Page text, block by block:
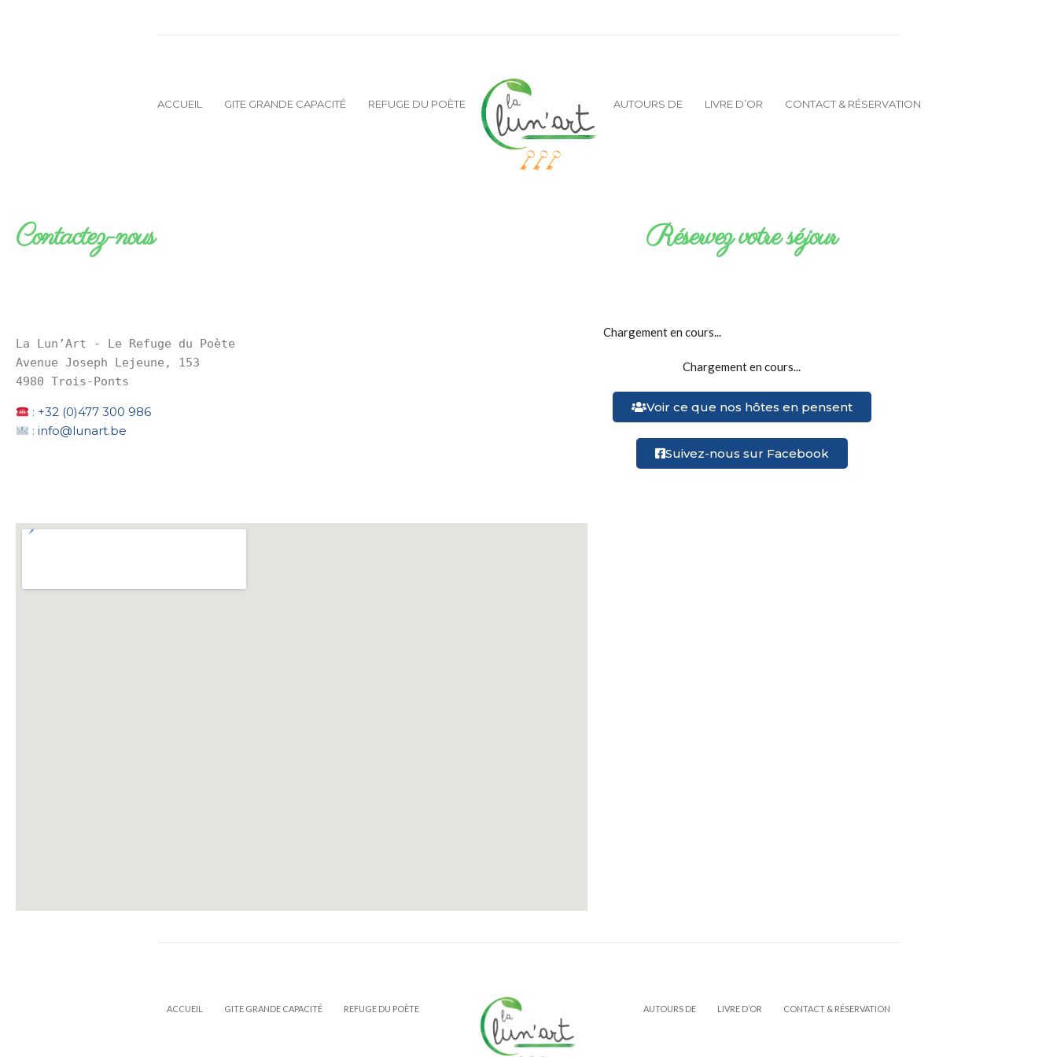
ACCUEIL GITE GRANDE CAPACITÉ REFUGE DU POÈTE AUTOURS DE LIVRE D’OR CONTACT & RÉSERVATION
Contactez-nous
La Lun’Art - Le Refuge du Poète
Avenue Joseph Lejeune, 153
4980 Trois-Ponts
: +32 (0)477 300 986
:info@lunart.be
Réservez votre séjour
Chargement en cours...
Chargement en cours...
Voir ce que nos hôtes en pensent
Suivez-nous sur Facebook
ACCUEIL GITE GRANDE CAPACITÉ REFUGE DU POÈTE AUTOURS DE LIVRE D’OR CONTACT & RÉSERVATION